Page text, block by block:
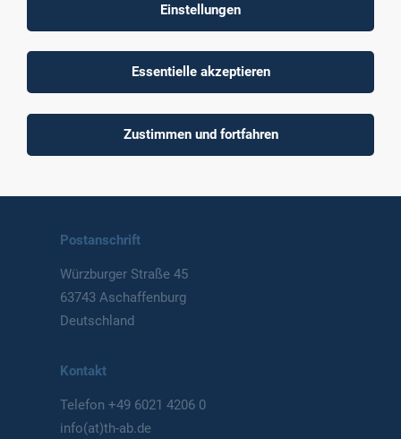
Technische Hochschule
Aschaffenburg
Postanschrift
Würzburger Straße 45
63743 Aschaffenburg
Deutschland
Kontakt
Telefon+49 6021 4206 0
info(at)th-ab.de
Einstellungen
Essentielle akzeptieren
Zustimmen und fortfahren